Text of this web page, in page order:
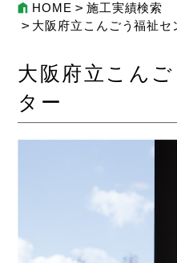
HOME
施工実績検索
大阪府立こんごう福祉セ
大阪府立こん
ター